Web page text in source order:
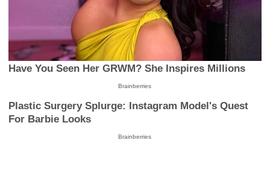
Have You Seen Her GRWM? She Inspires Millions
Brainberries
Plastic Surgery Splurge: Instagram Model's Quest
For Barbie Looks
Brainberries